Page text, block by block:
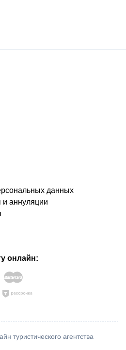
данных
и аннуляции
онлайн:
туристического агентства